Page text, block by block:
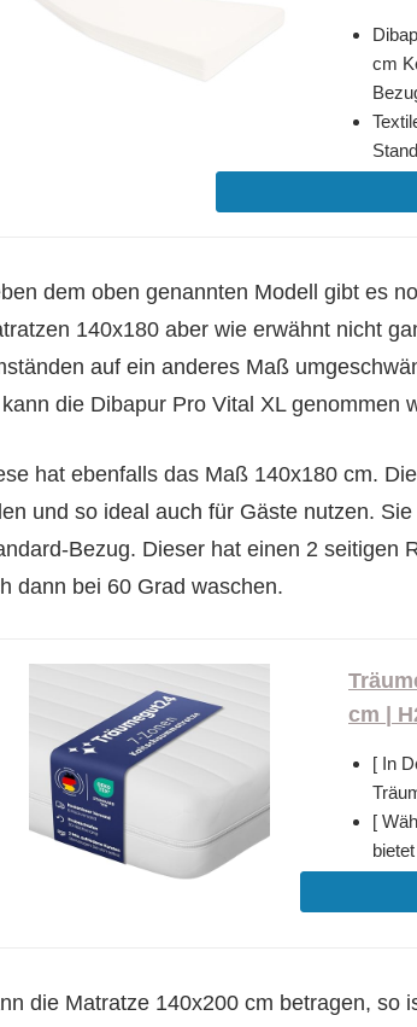
cm
dem oben genannten Modell gibt es
140x180 aber wie erwähnt nicht
auf ein anderes Maß
die Dibapur Pro Vital XL genommen
hat ebenfalls das Maß 140x180 cm.
und so ideal auch für Gäste nutzen.
Bezug. Dieser hat einen 2 seitigen
dann bei 60 Grad waschen.
cm |
[ In
[
die Matratze 140x200 cm betragen, so